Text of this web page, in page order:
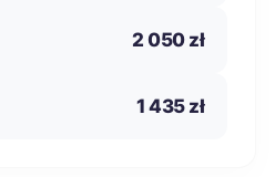
2 050 zł
1 435 zł